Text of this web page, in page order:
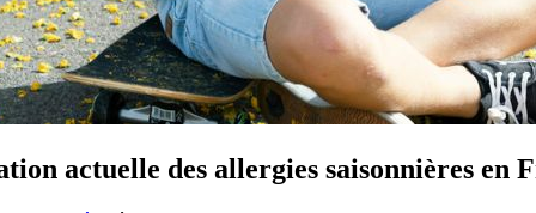
actuelle des allergies saisonnières en